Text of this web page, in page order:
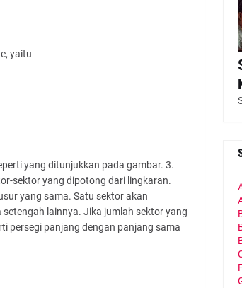
yaitu
yang ditunjukkan pada gambar. 3.
sektor yang dipotong dari lingkaran.
yang sama. Satu sektor akan
lainnya. Jika jumlah sektor yang
persegi panjang dengan panjang sama